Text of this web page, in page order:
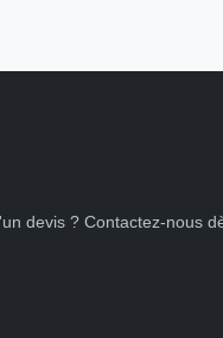
devis ? Contactez-nous